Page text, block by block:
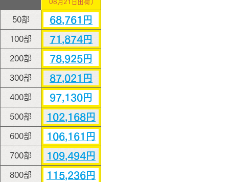
08月21日出荷）
50部 68,761円
100部 71,874円
200部 78,925円
300部 87,021円
400部 97,130円
500部 102,168円
600部 106,161円
700部 109,494円
800部 115,236円